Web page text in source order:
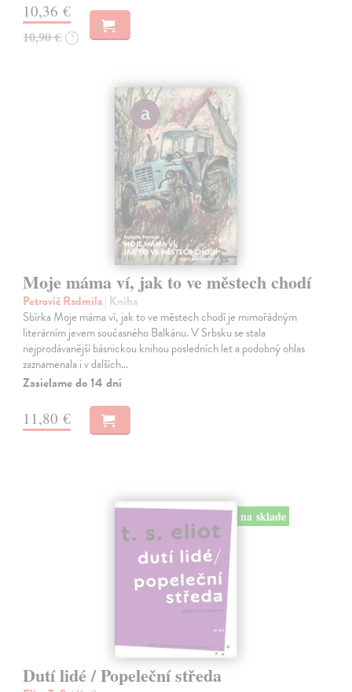
10,36 €
10,90 € ?
Moje máma ví, jak to ve městech chodí
Petrovič Radmila| Kniha
Sbírka Moje máma ví, jak to ve městech chodí je mimořádným
literárním jevem současného Balkánu. V Srbsku se stala
nejprodávanější básnickou knihou posledních let a podobný ohlas
zaznamenala i v dalších…
Zasielame do 14 dní
11,80 €
na sklade
Dutí lidé / Popeleční středa